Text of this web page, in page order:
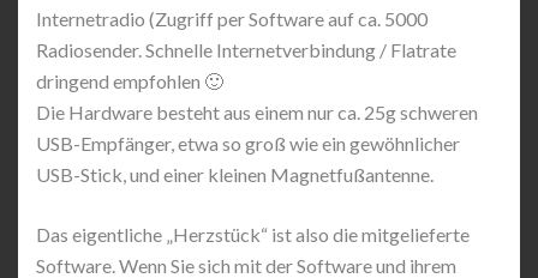
Internetradio (Zugriff per Software auf ca. 5000
Radiosender. Schnelle Internetverbindung / Flatrate
dringend empfohlen 🙂
Die Hardware besteht aus einem nur ca. 25g schweren
USB-Empfänger, etwa so groß wie ein gewöhnlicher
USB-Stick, und einer kleinen Magnetfußantenne.
Das eigentliche „Herzstück“ ist also die mitgelieferte
Software. Wenn Sie sich mit der Software und ihrem